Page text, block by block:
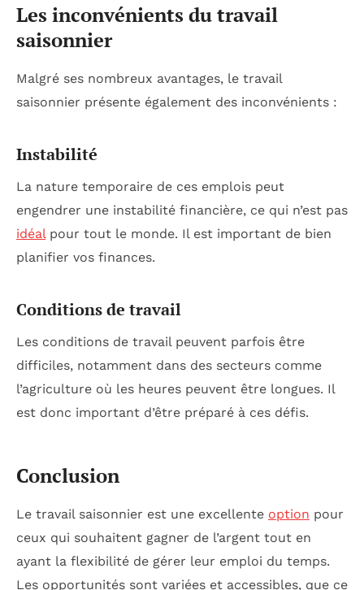
Les inconvénients du travail
saisonnier
Malgré ses nombreux avantages, le travail
saisonnier présente également des inconvénients :
Instabilité
La nature temporaire de ces emplois peut
engendrer une instabilité financière, ce qui n’est pas
idéal pour tout le monde. Il est important de bien
planifier vos finances.
Conditions de travail
Les conditions de travail peuvent parfois être
difficiles, notamment dans des secteurs comme
l’agriculture où les heures peuvent être longues. Il
est donc important d’être préparé à ces défis.
Conclusion
Le travail saisonnier est une excellente option pour
ceux qui souhaitent gagner de l’argent tout en
ayant la flexibilité de gérer leur emploi du temps.
Les opportunités sont variées et accessibles, que ce